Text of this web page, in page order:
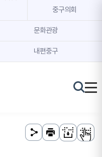
가기
기
중구의회
문화관광
내편중구